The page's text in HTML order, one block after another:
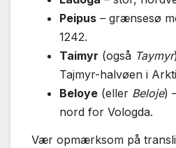
Peipus – grænsesø
1242.
Taimyr (også Taymyr
Tajmyr-halvøen i
Beloye (eller Beloje)
nord for Vologda.
Vær opmærksom på